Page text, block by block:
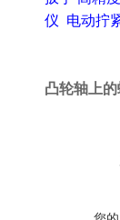
仪 电动拧
凸轮轴上